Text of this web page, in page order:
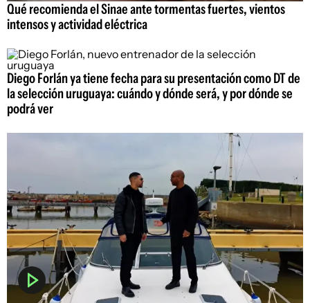
Qué recomienda el Sinae ante tormentas fuertes, vientos
intensos y actividad eléctrica
Diego Forlán ya tiene fecha para su presentación como DT de
la selección uruguaya: cuándo y dónde será, y por dónde se
podrá ver